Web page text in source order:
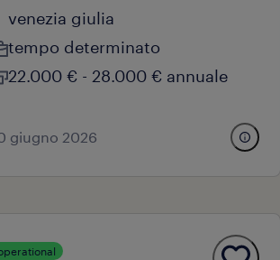
venezia giulia
tempo determinato
22.000 € - 28.000 € annuale
giugno 2026